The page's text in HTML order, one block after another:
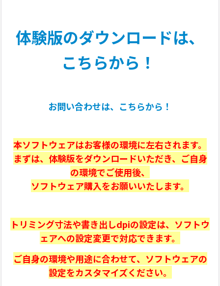
体験版のダウンロードは、
こちらから！
お問い合わせは、こちらから！
本ソフトウェアはお客様の環境に左右されます。
まずは、体験版をダウンロードいただき、ご自身
の環境でご使用後、
ソフトウェア購入をお願いいたします。
トリミング寸法や書き出しdpiの設定は、ソフトウ
ェアへの設定変更で対応できます。
ご自身の環境や用途に合わせて、ソフトウェアの
設定をカスタマイズください。